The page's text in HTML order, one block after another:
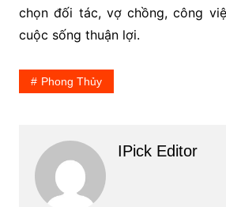
chọn đối tác, vợ chồng, công
cuộc sống thuận lợi.
Phong Thủy
IPick Editor